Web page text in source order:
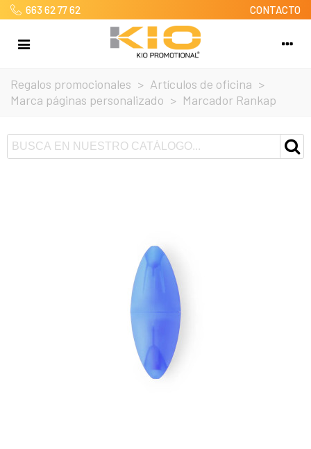
663 62 77 62 CONTACTO
Regalos promocionales > Artículos de oficina >
Marca páginas personalizado > Marcador Rankap